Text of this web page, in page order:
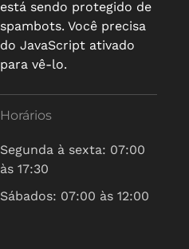
está sendo protegido de
spambots. Você precisa
do JavaScript ativado
para vê-lo.
Horários
Segunda à sexta: 07:00
às 17:30
Sábados: 07:00 às 12:00